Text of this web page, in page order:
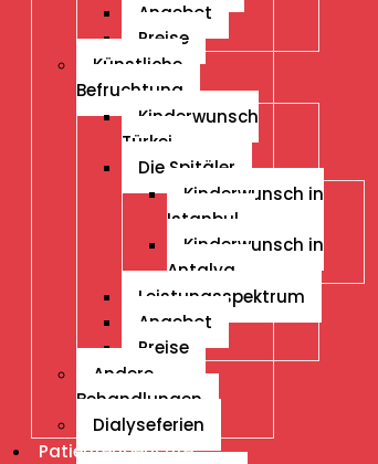
Angebot
Preise
Künstliche
Befruchtung
Kinderwunsch
Türkei
Die Spitäler
Kinderwunsch in
Istanbul
Kinderwunsch in
Antalya
Leistungsspektrum
Angebot
Preise
Andere
Behandlungen
Dialyseferien
Patientenberichte